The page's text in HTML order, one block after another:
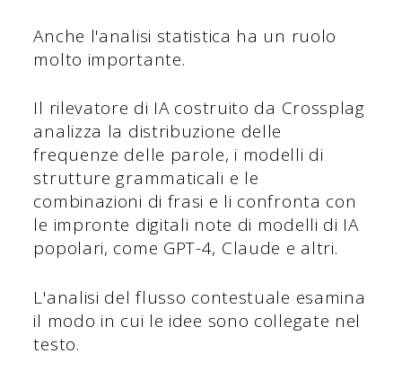
Anche l'analisi statistica ha un ruolo
molto importante.
Il rilevatore di IA costruito da Crossplag
analizza la distribuzione delle
frequenze delle parole, i modelli di
strutture grammaticali e le
combinazioni di frasi e li confronta con
le impronte digitali note di modelli di IA
popolari, come GPT-4, Claude e altri.
L'analisi del flusso contestuale esamina
il modo in cui le idee sono collegate nel
testo.